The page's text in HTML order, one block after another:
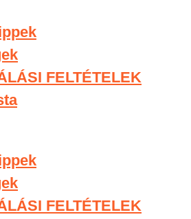
FELTÉTELEK
FELTÉTELEK